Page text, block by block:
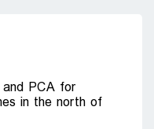
and PCA for
in the north of